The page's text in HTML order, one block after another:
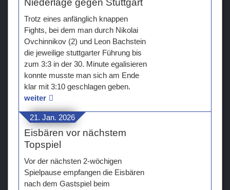
Niederlage gegen Stuttgart
Trotz eines anfänglich knappen
Fights, bei dem man durch Nikolai
Ovchinnikov (2) und Leon Bachstein
die jeweilige stuttgarter Führung bis
zum 3:3 in der 30. Minute egalisieren
konnte musste man sich am Ende
klar mit 3:10 geschlagen geben.
weiter
21. Jan. 2026
Eisbären vor nächstem
Topspiel
Vor der nächsten 2-wöchigen
Spielpause empfangen die Eisbären
nach dem Gastspiel beim